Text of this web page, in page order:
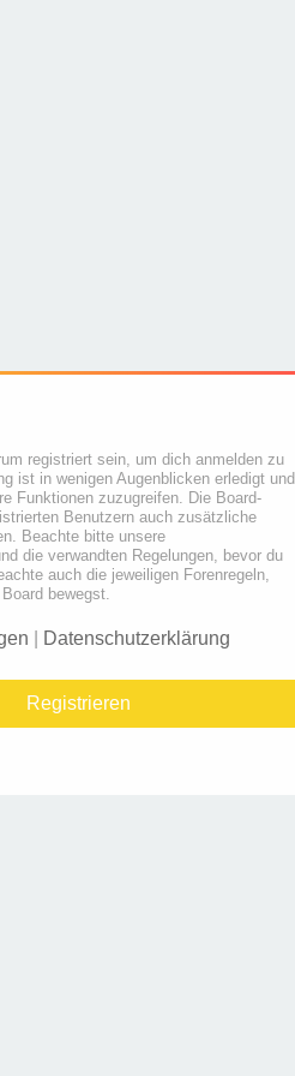
registriert sein, um dich anmelden zu
ist in wenigen Augenblicken erledigt und
Funktionen zuzugreifen. Die Board-
Benutzern auch zusätzliche
Beachte bitte unsere
die verwandten Regelungen, bevor du
auch die jeweiligen Forenregeln,
bewegst.
Datenschutzerklärung
Registrieren